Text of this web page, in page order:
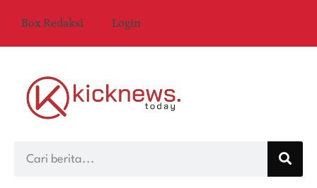
Box Redaksi Login